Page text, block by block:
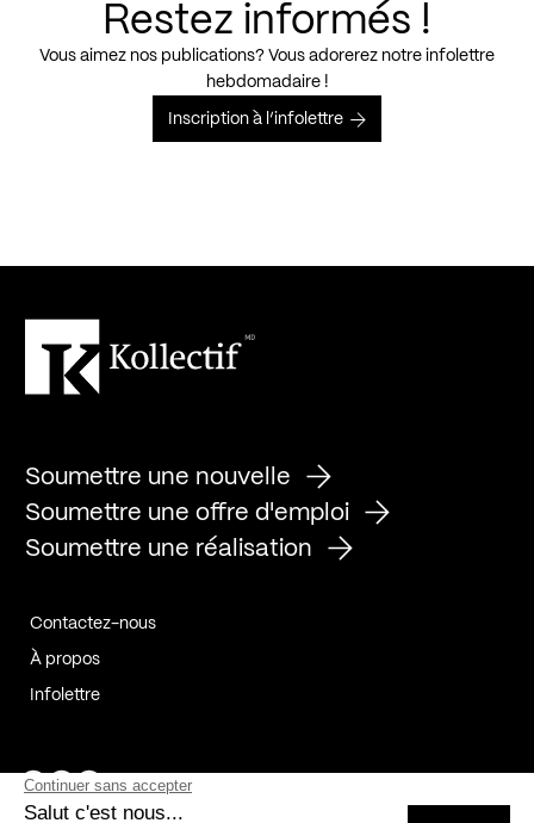
Restez informés !
Vous aimez nos publications? Vous adorerez notre infolettre
hebdomadaire !
Inscription à l’infolettre
Soumettre une nouvelle
Soumettre une offre d'emploi
Soumettre une réalisation
Contactez-nous
À propos
Infolettre
Page Facebook de Kollectif
Page Instagram de Kollectif
Page Linkedin de Kollectif